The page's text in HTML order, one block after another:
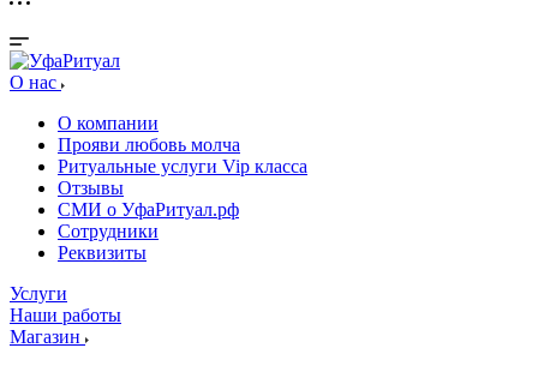
О нас
О компании
Прояви любовь молча
Ритуальные услуги Vip класса
Отзывы
СМИ о УфаРитуал.рф
Сотрудники
Реквизиты
Услуги
Наши работы
Магазин